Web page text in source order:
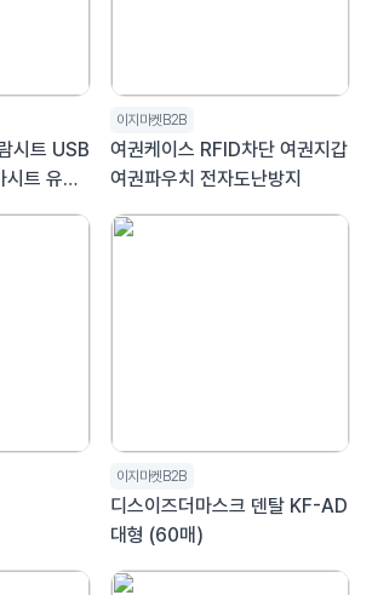
시트 USB
트 유모
이지마켓B2B
여권케이스 RFID차단 여권지갑
여권파우치 전자도난방지
이지마켓B2B
디스이즈더마스크 덴탈 KF-AD
대형 (60매)